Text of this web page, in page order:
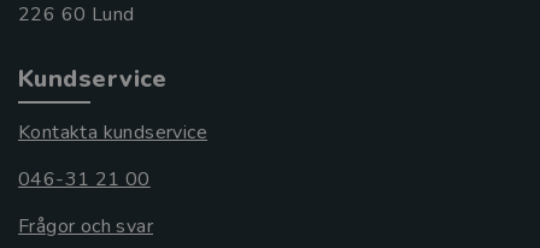
Kundservice
Kontakta kundservice
046-31 21 00
Frågor och svar